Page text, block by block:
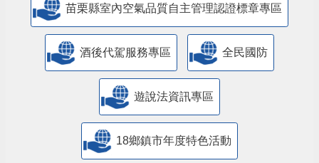
苗栗縣室內空氣品質自主管理認證標章專區
酒後代駕服務專區 全民國防
遊說法資訊專區
18鄉鎮市年度特色活動